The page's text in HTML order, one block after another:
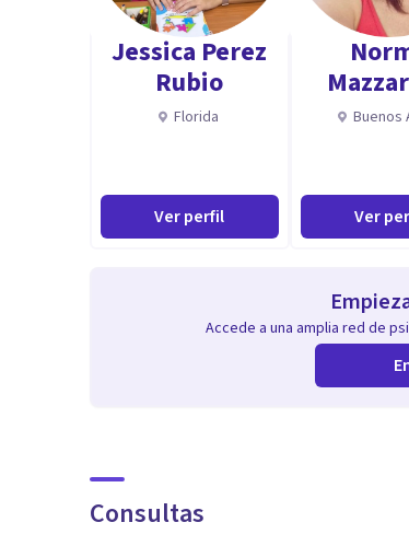
Jessica Perez
Rubio
Florida
Ver perfil
Buenos
Ver
Accede a una amplia red de
Consultas